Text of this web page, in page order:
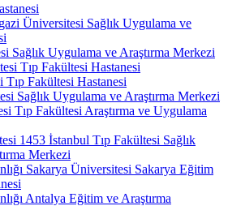
Üniversitesi Sağlık Uygulama ve
Sağlık Uygulama ve Araştırma Merkezi
Tıp Fakültesi Hastanesi
Fakültesi Hastanesi
Sağlık Uygulama ve Araştırma Merkezi
Tıp Fakültesi Araştırma ve Uygulama
1453 İstanbul Tıp Fakültesi Sağlık
Merkezi
Sakarya Üniversitesi Sakarya Eğitim
Antalya Eğitim ve Araştırma